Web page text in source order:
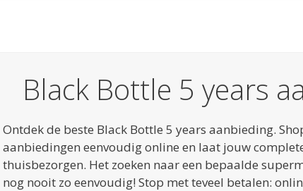
Black Bottle 5 years
Ontdek de beste Black Bottle 5 years aanbieding.
aanbiedingen eenvoudig online en laat jouw
thuisbezorgen. Het zoeken naar een bepaalde
nog nooit zo eenvoudig! Stop met teveel betalen: